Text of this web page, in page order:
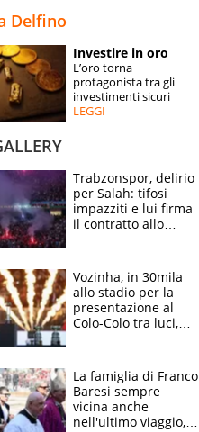
SPECIALI
ESPERTI
Delfino
Investire in oro
L’oro torna
protagonista tra gli
investimenti sicuri
LEGGI
Trabzonspor, delirio
per Salah: tifosi
impazziti e lui firma
il contratto allo
Vozinha, in 30mila
allo stadio per la
presentazione al
Colo-Colo tra luci,
La famiglia di Franco
Baresi sempre
vicina anche
nell'ultimo viaggio,